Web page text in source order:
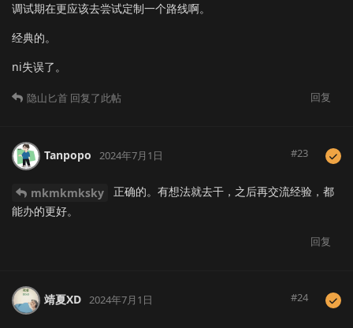
调试期在更应该去尝试定制一个路线啊。
经典的。
ni失误了。
回复
隐山匕首 回复了此帖
Tanpopo 2024年7月1日 #23
mkmkmksky
正确的。有想法就去干，之后再交流经验，都
能办的更好。
回复
靖夏XD 2024年7月1日 #24